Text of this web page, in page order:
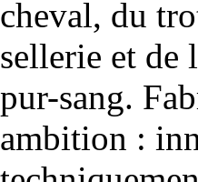
cheval, du
sellerie et de
pur-sang.
ambition :